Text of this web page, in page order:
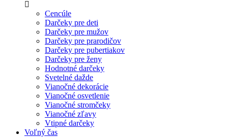
Cencúle
Darčeky pre deti
Darčeky pre mužov
Darčeky pre prarodičov
Darčeky pre pubertiakov
Darčeky pre ženy
Hodnotné darčeky
Svetelné dažde
Vianočné dekorácie
Vianočné osvetlenie
Vianočné stromčeky
Vianočné zľavy
Vtipné darčeky
Voľný čas